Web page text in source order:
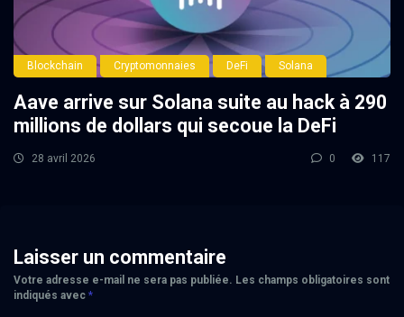
Blockchain Cryptomonnaies DeFi Solana
Aave arrive sur Solana suite au hack à 290
millions de dollars qui secoue la DeFi
28 avril 2026 0 117
Laisser un commentaire
Votre adresse e-mail ne sera pas publiée. Les champs obligatoires sont
indiqués avec *